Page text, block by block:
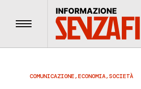
Menu
COMUNICAZIONE,ECONOMIA,SOCIETÀ